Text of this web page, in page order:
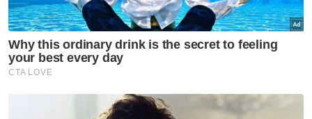
tidak pernah terlibat dalam sebarang
mesyuarat berkaitan tender projek.